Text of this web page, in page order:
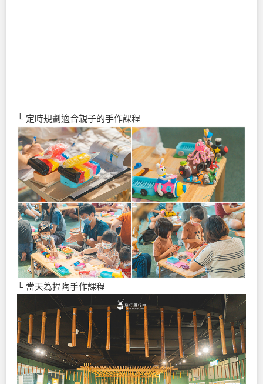
└ 定時規劃適合親子的手作課程
└ 當天為捏陶手作課程